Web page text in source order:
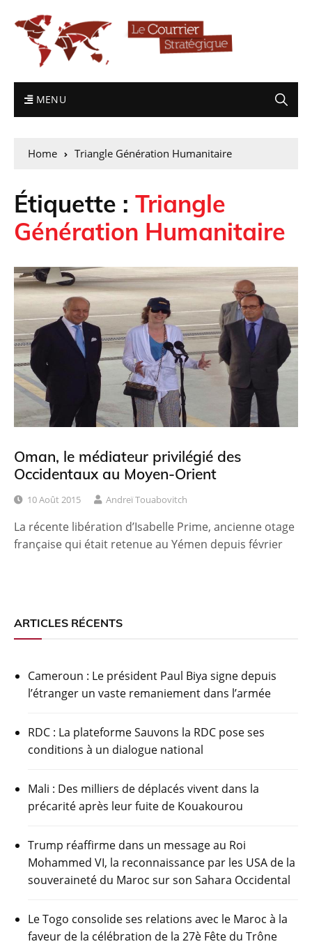
MENU
Home Triangle Génération Humanitaire
Étiquette : Triangle
Génération Humanitaire
Oman, le médiateur privilégié des
Occidentaux au Moyen-Orient
10 Août 2015 Andreï Touabovitch
La récente libération d’Isabelle Prime, ancienne otage
française qui était retenue au Yémen depuis février
ARTICLES RÉCENTS
Cameroun : Le président Paul Biya signe depuis
l’étranger un vaste remaniement dans l’armée
RDC : La plateforme Sauvons la RDC pose ses
conditions à un dialogue national
Mali : Des milliers de déplacés vivent dans la
précarité après leur fuite de Kouakourou
Trump réaffirme dans un message au Roi
Mohammed VI, la reconnaissance par les USA de la
souveraineté du Maroc sur son Sahara Occidental
Le Togo consolide ses relations avec le Maroc à la
faveur de la célébration de la 27è Fête du Trône